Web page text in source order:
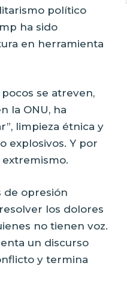
político
ha sido
en herramienta
se atreven,
la ONU, ha
limpieza étnica y
explosivos. Y por
extremismo.
de opresión
los dolores
no tienen voz.
un discurso
y termina